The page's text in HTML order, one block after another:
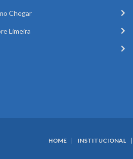
Chegar
Limeira
HOME INSTITUCIONAL